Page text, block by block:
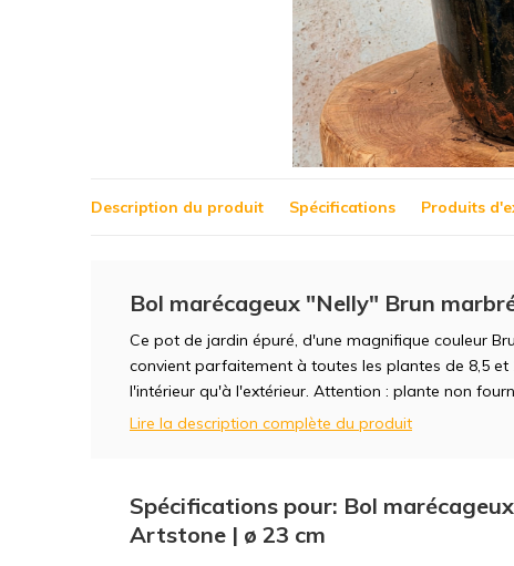
Description du produit Spécifications Produits
Bol marécageux "Nelly" Brun
Ce pot de jardin épuré, d'une magnifique couleur
convient parfaitement à toutes les plantes de 8,5 et
l'intérieur qu'à l'extérieur. Attention : plante non
Lire la description complète du produit
Spécifications pour: Bol
Artstone | ø 23 cm